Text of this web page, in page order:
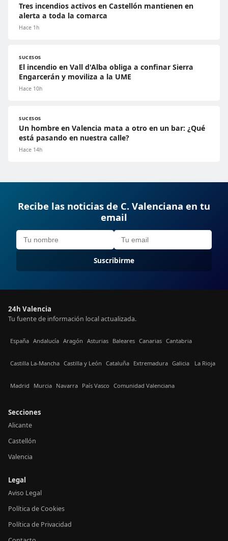
Tres incendios activos en Castellón mantienen en
alerta a toda la comarca
Hace 1h
SUCESOS
El incendio en Vall d'Alba obliga a confinar Sierra
Engarcerán y moviliza a la UME
Hace 10h
SUCESOS
Un hombre en Valencia mata a otro en un bar: ¿Qué
está pasando en nuestra calle?
Hace 14h
Recibe las noticias de C. Valenciana en tu
email
Suscribirme
24h Valencia
Tu fuente de información local actualizada.
España Andalucía Aragón Asturias Baleares Canarias Cantabria
Castilla La-Mancha Castilla y León Cataluña Extremadura Galicia La Rioja
Madrid Murcia Navarra País Vasco Comunidad Valenciana
Secciones
Alicante
Castellón
Valencia
Legal
Aviso Legal
Política de Cookies
Política de Privacidad